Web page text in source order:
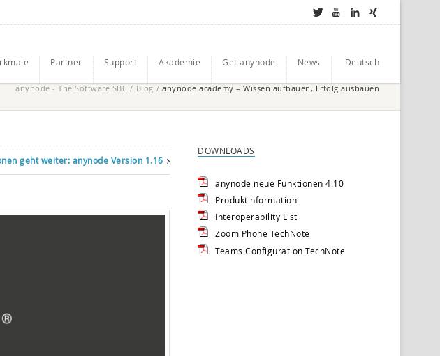
Partner Support Akademie Get anynode News Deutsch
anynode - The Software SBC / Blog / anynode academy – Wissen aufbauen, Erfolg ausbauen
geht weiter: anynode Version 1.16
DOWNLOADS
anynode neue Funktionen 4.10
Produktinformation
Interoperability List
Zoom Phone TechNote
Teams Configuration TechNote